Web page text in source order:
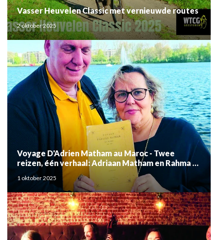
Vasser Heuvelen Classic met vernieuwde routes
2 oktober 2025
Voyage D'Adrien Matham au Maroc - Twee
reizen, één verhaal: Adriaan Matham en Rahma el
Mouden
1 oktober 2025